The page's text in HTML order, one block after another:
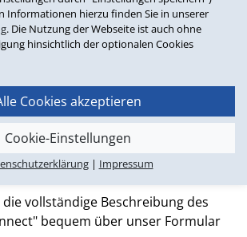
Informationen hierzu finden Sie in unserer
. Die Nutzung der Webseite ist auch ohne
hinsichtlich der optionalen Cookies
Cookies akzeptieren
Cookie-Einstellungen
| Impressum
- passend zu Ihrem
mit führenden Fibu-
Ideal für SAGE, DATEV & Co
mit vereinfachter Struktur für
B2C-Geschäfte.
vollständige Beschreibung des
bequem über unser Formular